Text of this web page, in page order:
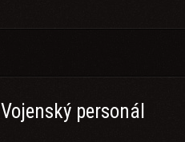
Vojenský personál